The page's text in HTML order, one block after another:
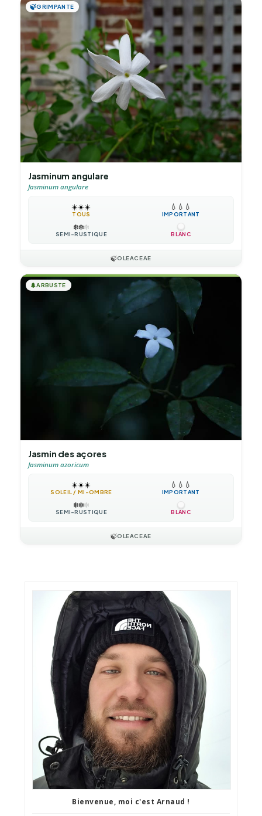
🍃GRIMPANTE
Jasminum angulare
Jasminum angulare
☀️☀️☀️
TOUS
💧 💧 💧
IMPORTANT
❄️❄️❄️
SEMI-RUSTIQUE BLANC
🍃OLEACEAE
🌲ARBUSTE
Jasmin des açores
Jasminum azoricum
☀️☀️☀️
SOLEIL / MI-OMBRE
💧 💧 💧
IMPORTANT
❄️❄️❄️
SEMI-RUSTIQUE BLANC
🍃OLEACEAE
Bienvenue, moi c'est Arnaud !